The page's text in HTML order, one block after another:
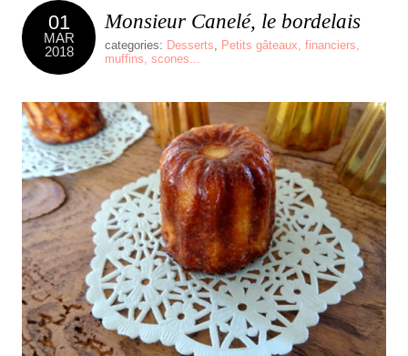
01
MAR
2018
Monsieur Canelé, le bordelais
categories: Desserts, Petits gâteaux, financiers,
muffins, scones...